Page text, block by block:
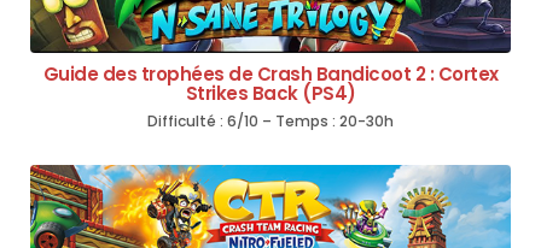
Guide des trophées de Crash Bandicoot 2 : Cortex
Strikes Back (PS4)
Difficulté : 6/10 – Temps : 20-30h